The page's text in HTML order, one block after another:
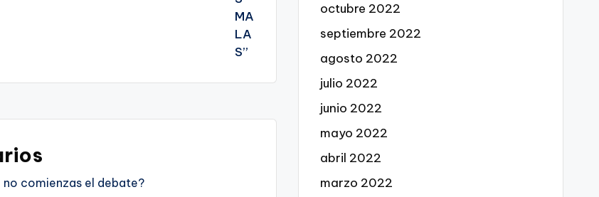
no comienzas el debate?
octubre 2022
septiembre 2022
agosto 2022
julio 2022
junio 2022
mayo 2022
abril 2022
marzo 2022